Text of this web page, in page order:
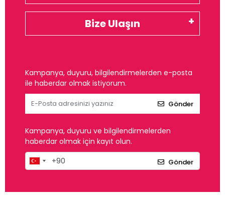
Bize Ulaşın
Kampanya, duyuru, bilgilendirmelerden e-posta
ile haberdar olmak istiyorum.
Gönder
Kampanya, duyuru ve bilgilendirmelerden
haberdar olmak için kayıt olun.
Gönder